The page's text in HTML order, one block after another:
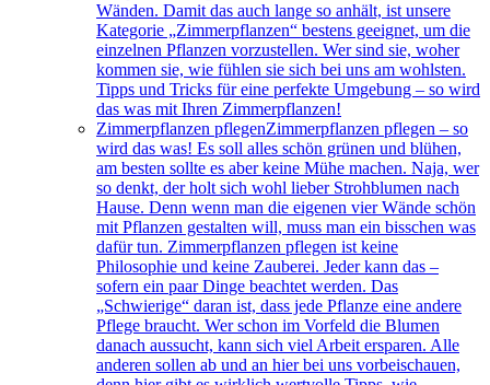
Wänden. Damit das auch lange so anhält, ist unsere
Kategorie „Zimmerpflanzen“ bestens geeignet, um die
einzelnen Pflanzen vorzustellen. Wer sind sie, woher
kommen sie, wie fühlen sie sich bei uns am wohlsten.
Tipps und Tricks für eine perfekte Umgebung – so wird
das was mit Ihren Zimmerpflanzen!
Zimmerpflanzen pflegenZimmerpflanzen pflegen – so
wird das was! Es soll alles schön grünen und blühen,
am besten sollte es aber keine Mühe machen. Naja, wer
so denkt, der holt sich wohl lieber Strohblumen nach
Hause. Denn wenn man die eigenen vier Wände schön
mit Pflanzen gestalten will, muss man ein bisschen was
dafür tun. Zimmerpflanzen pflegen ist keine
Philosophie und keine Zauberei. Jeder kann das –
sofern ein paar Dinge beachtet werden. Das
„Schwierige“ daran ist, dass jede Pflanze eine andere
Pflege braucht. Wer schon im Vorfeld die Blumen
danach aussucht, kann sich viel Arbeit ersparen. Alle
anderen sollen ab und an hier bei uns vorbeischauen,